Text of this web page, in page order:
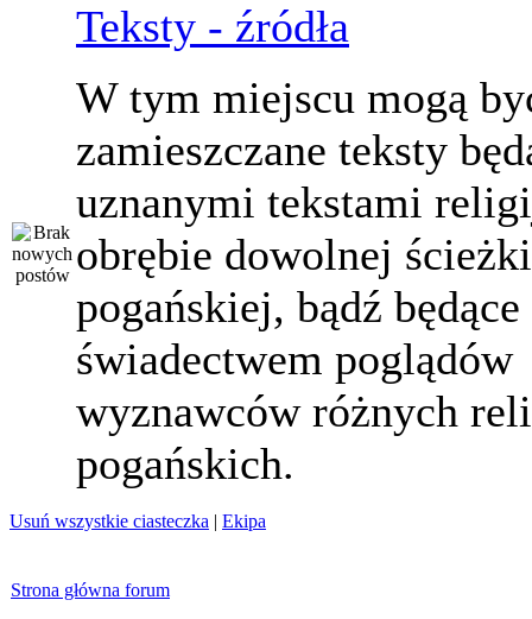
Teksty - źródła
W tym miejscu mogą
zamieszczane teksty
uznanymi tekstami
obrębie dowolnej ścieżki
pogańskiej, bądź będące
świadectwem poglądów
wyznawców różnych
pogańskich.
Usuń wszystkie ciasteczka | Ekipa
Strona główna forum